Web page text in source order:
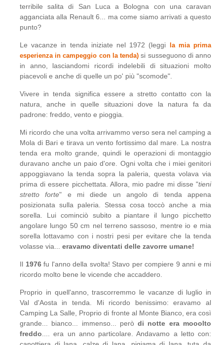
terribile salita di San Luca a Bologna con una caravan
agganciata alla Renault 6... ma come siamo arrivati a questo
punto?
Le vacanze in tenda iniziate nel 1972 (leggi
la mia prima
esperienza in campeggio con la tenda)si susseguono di anno
in anno, lasciandomi ricordi indelebili di situazioni molto
piacevoli e anche di quelle un po' più "scomode".
Vivere in tenda significa essere a stretto contatto con la
natura, anche in quelle situazioni dove la natura fa da
padrone: freddo, vento e pioggia.
Mi ricordo che una volta arrivammo verso sera nel camping a
Mola di Bari e tirava un vento fortissimo dal mare. La nostra
tenda era molto grande, quindi le operazioni di montaggio
duravano anche un paio d'ore. Ogni volta che i miei genitori
appoggiavano la tenda sopra la paleria, questa volava via
prima di essere picchettata. Allora, mio padre mi disse "tieni
stretto forte" e mi diede un angolo di tenda appena
posizionata sulla paleria. Stessa cosa toccò anche a mia
sorella. Lui cominciò subito a piantare il lungo picchetto
angolare lungo 50 cm nel terreno sassoso, mentre io e mia
sorella lottavamo con i nostri pesi per evitare che la tenda
volasse via... eravamo diventati delle zavorre umane!
Il 1976fu l'anno della svolta! Stavo per compiere 9 anni e mi
ricordo molto bene le vicende che accaddero.
Proprio in quell'anno, trascorremmo le vacanze di luglio in
Val d'Aosta in tenda. Mi ricordo benissimo: eravamo al
Camping La Salle, Proprio di fronte al Monte Bianco, era così
grande... bianco... immenso... peròdi notte era mooolto
freddo .... era un anno particolare. Andavamo a letto con: